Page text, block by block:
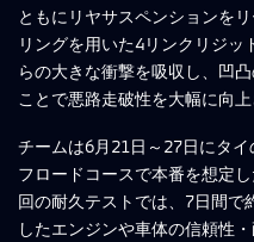
ともにリヤサスペンションを
リングを用いた4リンクリジ
らの大きな衝撃を吸収し、凹
ことで悪路走破性を大幅に向上
チームは6月21日～27日にタ
フロードコースで本番を想定
回の耐久テストでは、7日間
したエンジンや車体の信頼性